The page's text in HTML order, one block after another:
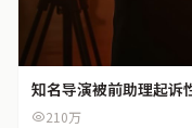
知名导演被前助理起诉
210万